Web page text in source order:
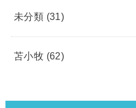
未分類 (31)
苫小牧 (62)